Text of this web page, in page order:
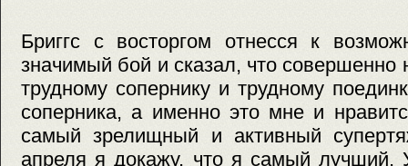
Бриггс с восторгом отнесся к
значимый бой и сказал, что совершенно
трудному сопернику и трудному
соперника, а именно это мне и
самый зрелищный и активный
апреля я докажу, что я самый